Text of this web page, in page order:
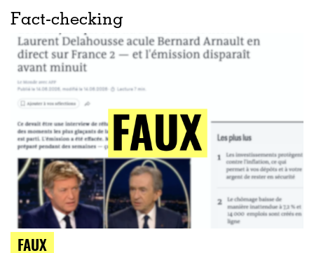
Fact-checking
FAUX